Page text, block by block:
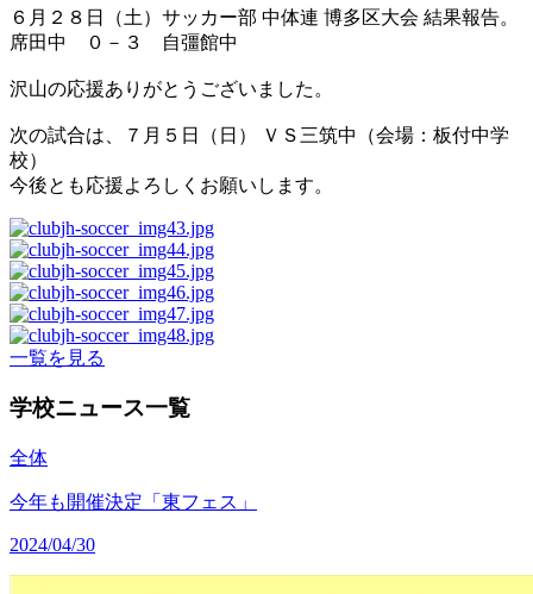
６月２８日（土）サッカー部 中体連 博多区大会 結果報告。
席田中 ０－３ 自彊館中
沢山の応援ありがとうございました。
次の試合は、７月５日（日） ＶＳ三筑中（会場：板付中学
校）
今後とも応援よろしくお願いします。
一覧を見る
学校ニュース一覧
全体
今年も開催決定「東フェス」
2024/04/30